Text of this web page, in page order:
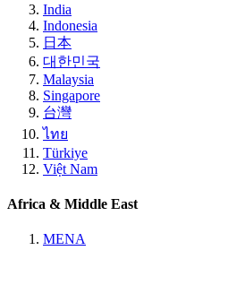
India
Indonesia
日本
대한민국
Malaysia
Singapore
台灣
ไทย
Türkiye
Việt Nam
Africa & Middle East
MENA